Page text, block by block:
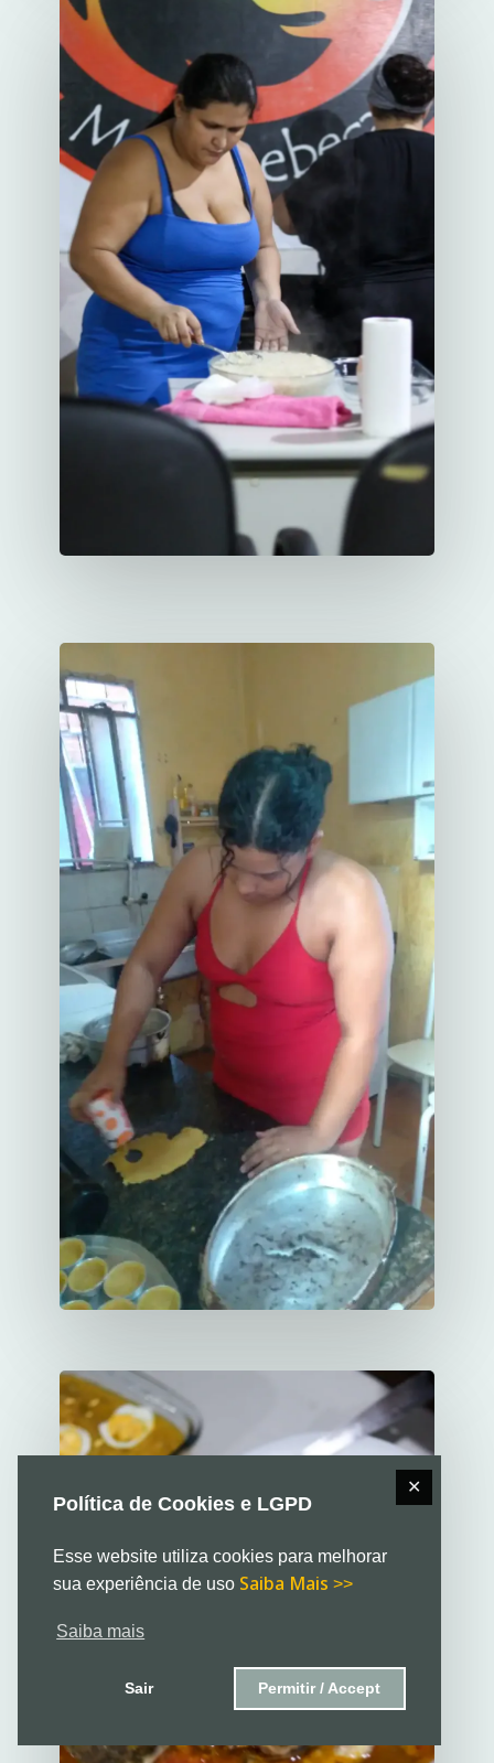
Política de Cookies e LGPD
Esse website utiliza cookies para melhorar
sua experiência de uso Saiba Mais >>
Saiba mais
Sair Permitir / Accept
✕